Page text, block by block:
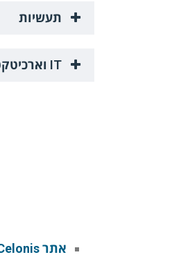
תעשיות
IT וארכיטקטורת נתונים
אתר Celonis